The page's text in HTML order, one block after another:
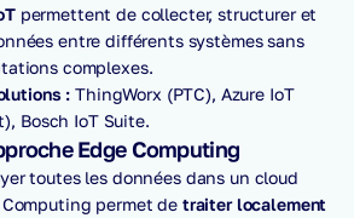
permettent de collecter, structurer et
entre différents systèmes sans
complexes.
: ThingWorx (PTC), Azure IoT
Bosch IoT Suite.
Edge Computing
toutes les données dans un cloud
permet de traiter localement